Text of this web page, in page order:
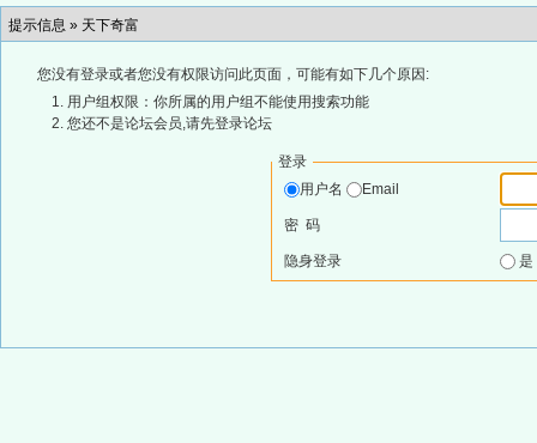
提示信息 » 天下奇富
您没有登录或者您没有权限访问此页面，可能有如下几个原因:
用户组权限：你所属的用户组不能使用搜索功能
您还不是论坛会员,请先登录论坛
登录
用户名
Email
密 码
隐身登录